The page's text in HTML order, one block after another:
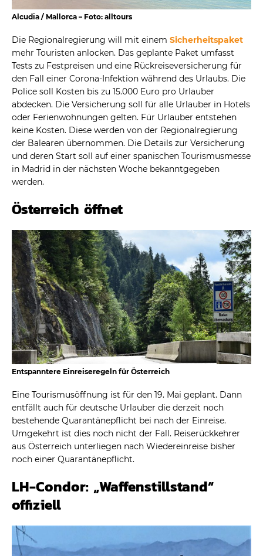
Alcudia / Mallorca – Foto: alltours
Die Regionalregierung will mit einem Sicherheitspaket
mehr Touristen anlocken. Das geplante Paket umfasst
Tests zu Festpreisen und eine Rückreiseversicherung für
den Fall einer Corona-Infektion während des Urlaubs. Die
Police soll Kosten bis zu 15.000 Euro pro Urlauber
abdecken. Die Versicherung soll für alle Urlauber in Hotels
oder Ferienwohnungen gelten. Für Urlauber entstehen
keine Kosten. Diese werden von der Regionalregierung
der Balearen übernommen. Die Details zur Versicherung
und deren Start soll auf einer spanischen Tourismusmesse
in Madrid in der nächsten Woche bekanntgegeben
werden.
Österreich öffnet
Entspanntere Einreiseregeln für Österreich
Eine Tourismusöffnung ist für den 19. Mai geplant. Dann
entfällt auch für deutsche Urlauber die derzeit noch
bestehende Quarantänepflicht bei nach der Einreise.
Umgekehrt ist dies noch nicht der Fall. Reiserückkehrer
aus Österreich unterliegen nach Wiedereinreise bisher
noch einer Quarantänepflicht.
LH-Condor: „Waffenstillstand“
offiziell